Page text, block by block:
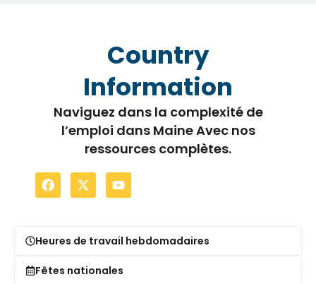
Country
Information
Naviguez dans la complexité de
l’emploi dans Maine Avec nos
ressources complètes.
Heures de travail hebdomadaires
Fêtes nationales